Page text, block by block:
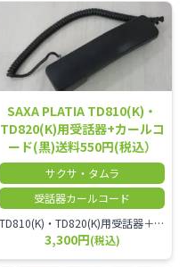
SAXA PLATIA TD810(K)・
TD820(K)用受話器+カールコ
ード(黒)送料550円(税込）
サクサ・タムラ
受話器カールコード
TD810(K)・TD820(K)用受話器＋カールコード セット／本商品は中古品となります。 写真では分かりにくいキズ・汚れなどの使用感があります。 予めご理解・ご了承頂きますようお願いいたします。
3,300円(税込)